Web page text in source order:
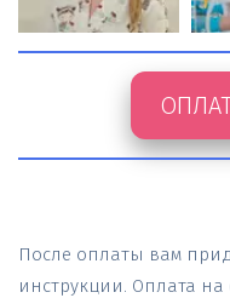
После оплаты вам
инструкции. Оплата